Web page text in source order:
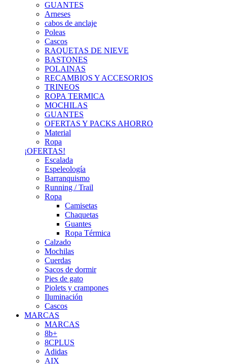
GUANTES
Arneses
cabos de anclaje
Poleas
Cascos
RAQUETAS DE NIEVE
BASTONES
POLAINAS
RECAMBIOS Y ACCESORIOS
TRINEOS
ROPA TERMICA
MOCHILAS
GUANTES
OFERTAS Y PACKS AHORRO
Material
Ropa
¡OFERTAS!
Escalada
Espeleología
Barranquismo
Running / Trail
Ropa
Camisetas
Chaquetas
Guantes
Ropa Térmica
Calzado
Mochilas
Cuerdas
Sacos de dormir
Pies de gato
Piolets y crampones
Iluminación
Cascos
MARCAS
MARCAS
8b+
8CPLUS
Adidas
AIX